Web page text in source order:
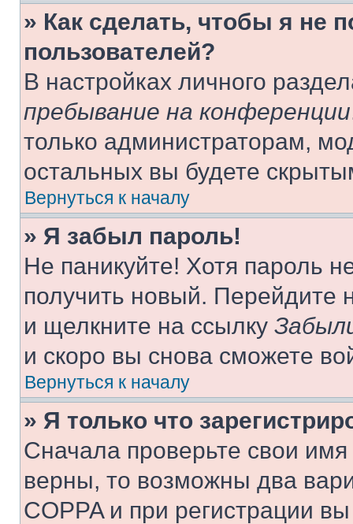
» Как сделать, чтобы я не
пользователей?
В настройках личного
пребывание на конференции
только администраторам,
остальных вы будете
Вернуться к началу
» Я забыл пароль!
Не паникуйте! Хотя пароль
получить новый. Перейдите
и щелкните на ссылку
и скоро вы снова сможете
Вернуться к началу
» Я только что
Сначала проверьте свои
верны, то возможны два
COPPA и при регистрации